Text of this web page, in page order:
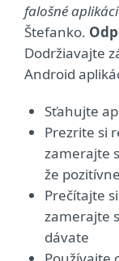
falošné
Štefanko.
Dodržiavajte
Android
Sťahujte
Prezrite si
zamerajte
že
Prečítajte
zamerajte
dávate